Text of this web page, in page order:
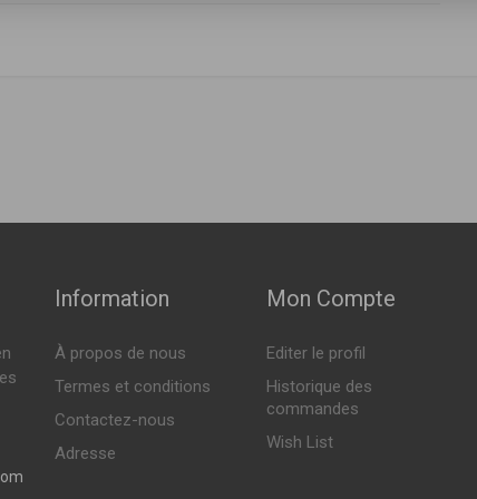
> en cours )
> 12-2015 )
Information
À propos de nous
Termes et conditions
Contactez-nous
Adresse
Mon Compte
Editer le profil
Historique des
commandes
Wish List